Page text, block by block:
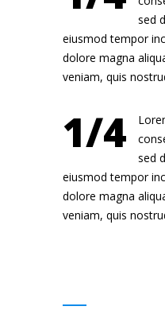
sed
eiusmod tempor
dolore magna
veniam, quis
1/4
sed
eiusmod tempor
dolore magna
veniam, quis